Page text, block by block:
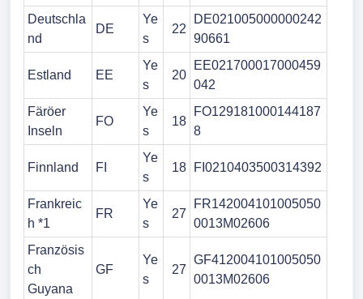
Deutschla
nd
DE
Ye
s
22
DE021005000000242
90661
Estland EE
Ye
s
20
EE021700017000459
042
Färöer
Inseln
FO
Ye
s
18
FO129181000144187
8
Finnland FI
Ye
s
18 FI0210403500314392
Frankreic
h *1
FR
Ye
s
27
FR142004101005050
0013M02606
Französis
ch
Guyana
GF
Ye
s
27
GF412004101005050
0013M02606